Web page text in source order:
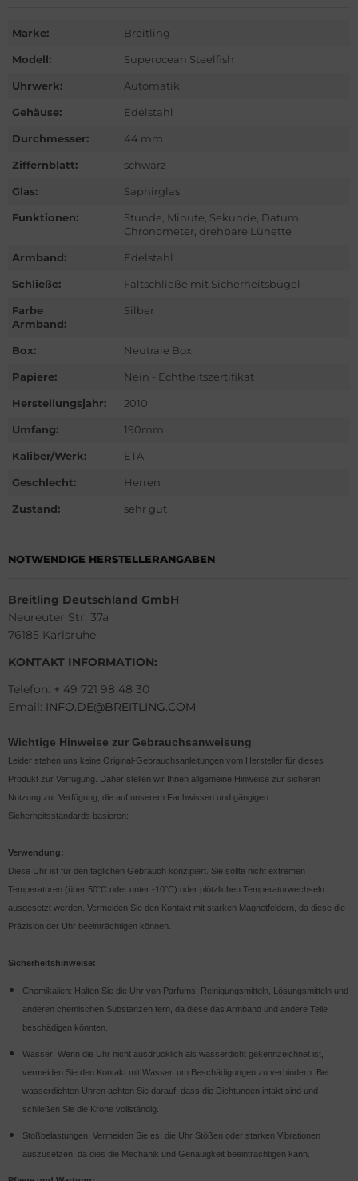
Marke: Breitling
Modell: Superocean Steelfish
Uhrwerk: Automatik
Gehäuse: Edelstahl
Durchmesser: 44 mm
Ziffernblatt: schwarz
Glas: Saphirglas
Funktionen:
Stunde, Minute, Sekunde, Datum,
Chronometer, drehbare Lünette
Armband: Edelstahl
Schließe: Faltschließe mit Sicherheitsbügel
Farbe
Armband:
Silber
Box: Neutrale Box
Papiere: Nein - Echtheitszertifikat
Herstellungsjahr: 2010
Umfang: 190mm
Kaliber/Werk: ETA
Geschlecht: Herren
Zustand: sehr gut
NOTWENDIGE HERSTELLERANGABEN
Breitling Deutschland GmbH
Neureuter Str. 37a
76185 Karlsruhe
KONTAKT INFORMATION:
Telefon: + 49 721 98 48 30
Email: INFO.DE@BREITLING.COM
Wichtige Hinweise zur Gebrauchsanweisung
Leider stehen uns keine Original-Gebrauchsanleitungen vom Hersteller für dieses
Produkt zur Verfügung. Daher stellen wir Ihnen allgemeine Hinweise zur sicheren
Nutzung zur Verfügung, die auf unserem Fachwissen und gängigen
Sicherheitsstandards basieren:
Verwendung:
Diese Uhr ist für den täglichen Gebrauch konzipiert. Sie sollte nicht extremen
Temperaturen (über 50°C oder unter -10°C) oder plötzlichen Temperaturwechseln
ausgesetzt werden. Vermeiden Sie den Kontakt mit starken Magnetfeldern, da diese die
Präzision der Uhr beeinträchtigen können.
Sicherheitshinweise:
Chemikalien: Halten Sie die Uhr von Parfums, Reinigungsmitteln, Lösungsmitteln und
anderen chemischen Substanzen fern, da diese das Armband und andere Teile
beschädigen könnten.
Wasser: Wenn die Uhr nicht ausdrücklich als wasserdicht gekennzeichnet ist,
vermeiden Sie den Kontakt mit Wasser, um Beschädigungen zu verhindern. Bei
wasserdichten Uhren achten Sie darauf, dass die Dichtungen intakt sind und
schließen Sie die Krone vollständig.
Stoßbelastungen: Vermeiden Sie es, die Uhr Stößen oder starken Vibrationen
auszusetzen, da dies die Mechanik und Genauigkeit beeinträchtigen kann.
Nardin